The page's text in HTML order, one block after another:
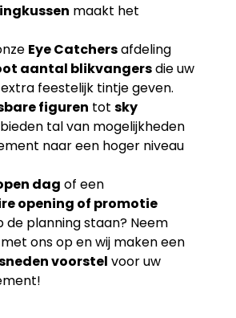
maakt het
Eye Catchersafdeling
aantal blikvangersdie uw
feestelijk tintje geven.
figuren tot sky
bieden tal van mogelijkheden
naar een hoger niveau
dag of een
opening of promotie
de planning staan? Neem
ons op en wij maken een
voorstel voor uw